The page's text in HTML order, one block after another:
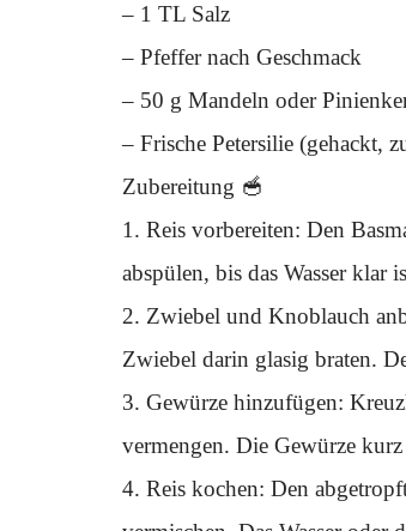
– 1 TL Salz
– Pfeffer nach Geschmack
– 50 g Mandeln oder
– Frische Petersilie (gehackt,
Zubereitung 🥣
1. Reis vorbereiten: Den
abspülen, bis das Wasser klar
2. Zwiebel und Knoblauch
Zwiebel darin glasig braten.
3. Gewürze hinzufügen:
vermengen. Die Gewürze
4. Reis kochen: Den